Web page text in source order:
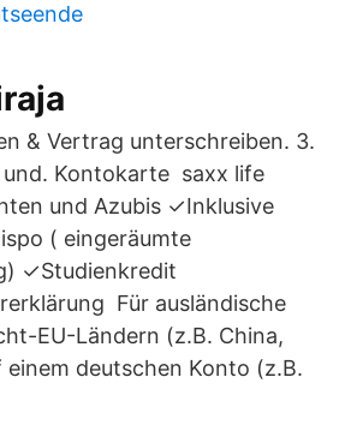
& Vertrag unterschreiben. 3.
und. Kontokarte saxx life
und Azubis ✓Inklusive
( eingeräumte
✓Studienkredit
Für ausländische
EU-Ländern (z.B. China,
einem deutschen Konto (z.B.